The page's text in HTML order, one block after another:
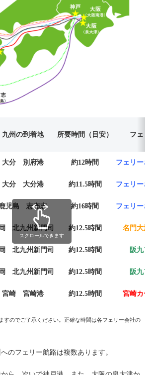
九州の到着地 所要時間（目安） フェリ
大分 別府港 約12時間 フェリーさ
大分 大分港 約11.5時間 フェリーさ
児島 志布志 約16時間 フェリーさ
北九州新門司 約12.5時間 名門大洋
北九州新門司 約12.5時間 阪九フ
北九州新門司 約12.5時間 阪九フ
宮崎 宮崎港 約12.5時間 宮崎カー
スクロールできます
すのでご了承ください。正確な時間は各フェリー会社の
のフェリー航路は複数あります。